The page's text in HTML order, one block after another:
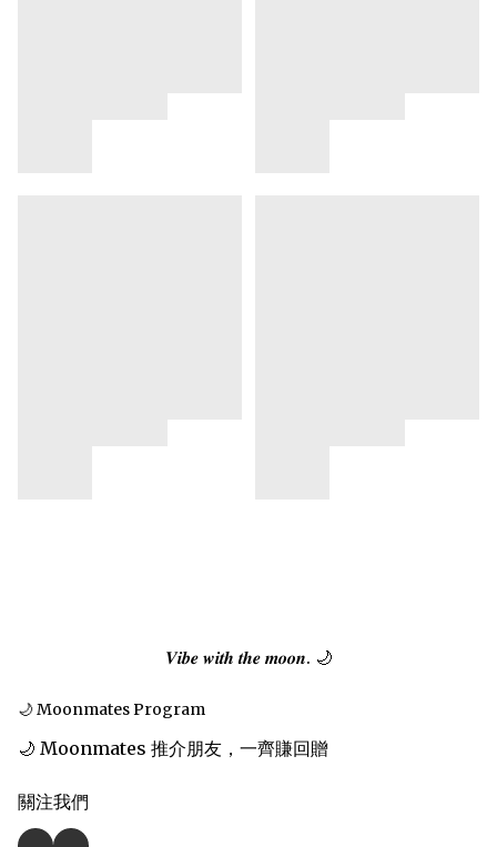
𝑽𝒊𝒃𝒆 𝒘𝒊𝒕𝒉 𝒕𝒉𝒆 𝒎𝒐𝒐𝒏. 🌙
🌙 Moonmates Program
🌙 Moonmates 推介朋友，一齊賺回贈
關注我們